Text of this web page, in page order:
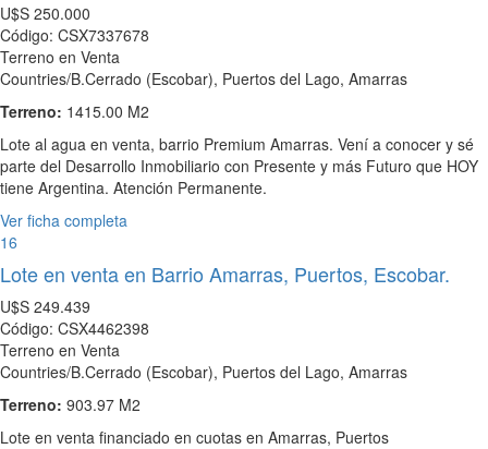
U$S 250.000
Código: CSX7337678
Terreno en Venta
Countries/B.Cerrado (Escobar), Puertos del Lago, Amarras
Terreno: 1415.00 M2
Lote al agua en venta, barrio Premium Amarras. Vení a conocer y sé
parte del Desarrollo Inmobiliario con Presente y más Futuro que HOY
tiene Argentina. Atención Permanente.
Ver ficha completa
16
Lote en venta en Barrio Amarras, Puertos, Escobar.
U$S 249.439
Código: CSX4462398
Terreno en Venta
Countries/B.Cerrado (Escobar), Puertos del Lago, Amarras
Terreno: 903.97 M2
Lote en venta financiado en cuotas en Amarras, Puertos